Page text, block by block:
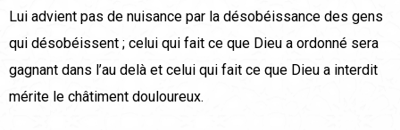
Lui advient pas de nuisance par la désobéissance des gens
qui désobéissent ; celui qui fait ce que Dieu a ordonné sera
gagnant dans l’au delà et celui qui fait ce que Dieu a interdit
mérite le châtiment douloureux.